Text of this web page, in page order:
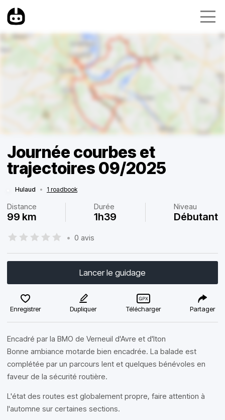
Journée courbes et
trajectoires 09/2025
Hulaud • 1 roadbook
Distance
99 km
Durée
1h39
Niveau
Débutant
• 0 avis
Lancer le guidage
Enregistrer Dupliquer Télécharger Partager
Encadré par la BMO de Verneuil d'Avre et d'Iton
Bonne ambiance motarde bien encadrée. La balade est
complétée par un parcours lent et quelques bénévoles en
faveur de la sécurité routière.
L'état des routes est globalement propre, faire attention à
l'automne sur certaines sections.